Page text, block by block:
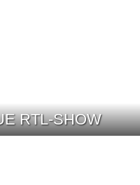
RTL-SHOW